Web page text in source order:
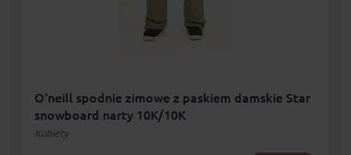
O'neill spodnie zimowe z paskiem damskie Star
snowboard narty 10K/10K
Kobiety